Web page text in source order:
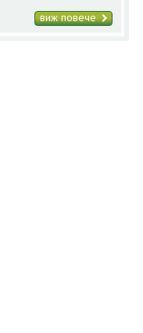
виж повече